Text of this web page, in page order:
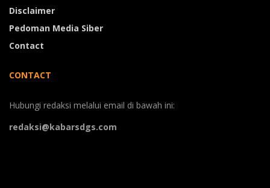
Disclaimer
Pedoman Media Siber
Contact
CONTACT
Hubungi redaksi melalui email di bawah ini:
redaksi@kabarsdgs.com